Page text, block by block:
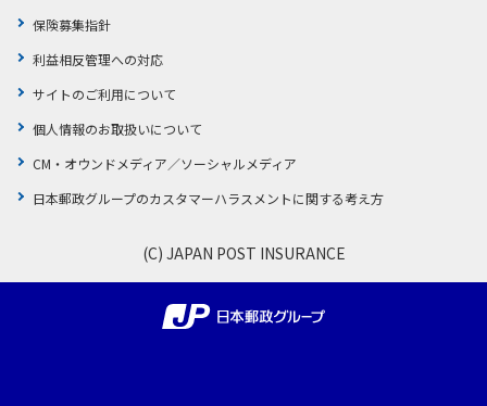
保険募集指針
利益相反管理への対応
サイトのご利用について
個人情報のお取扱いについて
CM・オウンドメディア／ソーシャルメディア
日本郵政グループのカスタマーハラスメントに関する考え方
(C) JAPAN POST INSURANCE